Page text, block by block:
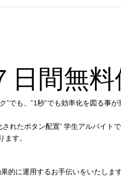
コールセンターのモニタリング機
を徹底解説！評価基準や成功する
法とは？
コールセンター業務の効率化の方
インサイドセールスツールのおすす
め6種！
間無料
でも、”1秒”でも効率化を図る事
れたボタン配置” 学生アルバイト
す。
的に運用するお手伝いをいたします